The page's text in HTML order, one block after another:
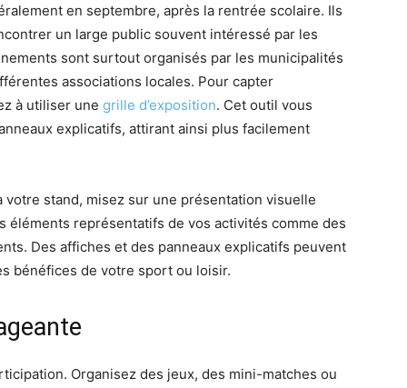
en septembre, après la rentrée scolaire. Ils
un large public souvent intéressé par les
sont surtout organisés par les municipalités
associations locales. Pour capter
à utiliser une grille d’exposition. Cet outil vous
explicatifs, attirant ainsi plus facilement
stand, misez sur une présentation visuelle
éléments représentatifs de vos activités comme des
Des affiches et des panneaux explicatifs peuvent
bénéfices de votre sport ou loisir.
Organisez des jeux, des mini-matches ou